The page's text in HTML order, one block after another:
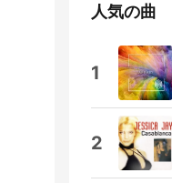
人気の曲
1
2